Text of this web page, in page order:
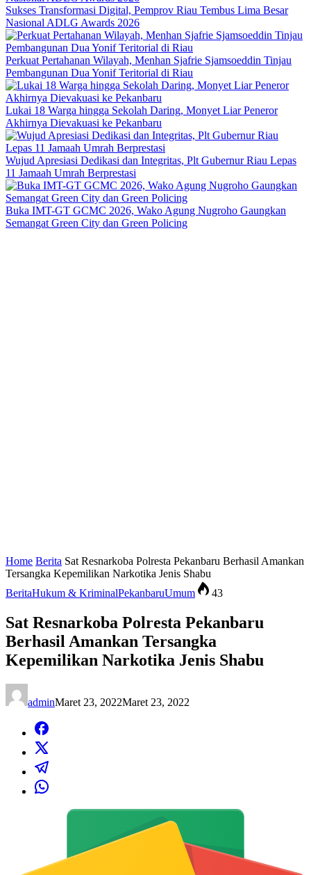
Sukses Transformasi Digital, Pemprov Riau Tembus Lima Besar
Nasional ADLG Awards 2026
Perkuat Pertahanan Wilayah, Menhan Sjafrie Sjamsoeddin Tinjau
Pembangunan Dua Yonif Teritorial di Riau
Lukai 18 Warga hingga Sekolah Daring, Monyet Liar Peneror
Akhirnya Dievakuasi ke Pekanbaru
Wujud Apresiasi Dedikasi dan Integritas, Plt Gubernur Riau Lepas
11 Jamaah Umrah Berprestasi
Buka IMT-GT GCMC 2026, Wako Agung Nugroho Gaungkan
Semangat Green City dan Green Policing
Home Berita Sat Resnarkoba Polresta Pekanbaru Berhasil Amankan
Tersangka Kepemilikan Narkotika Jenis Shabu
BeritaHukum & KriminalPekanbaruUmum 43
Sat Resnarkoba Polresta Pekanbaru
Berhasil Amankan Tersangka
Kepemilikan Narkotika Jenis Shabu
adminMaret 23, 2022Maret 23, 2022